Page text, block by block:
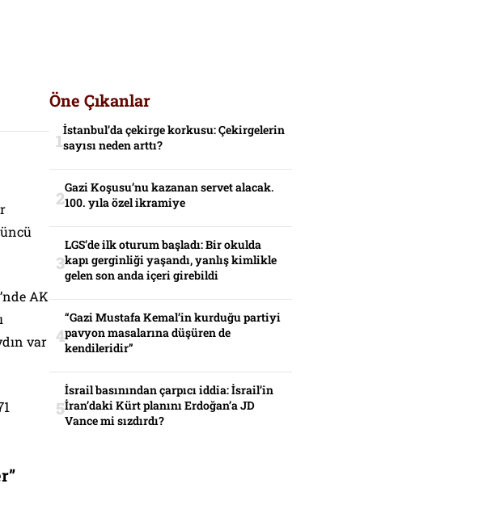
AK
var
Öne Çıkanlar
İstanbul’da çekirge korkusu: Çekirgelerin
sayısı neden arttı?
Gazi Koşusu’nu kazanan servet alacak.
100. yıla özel ikramiye
LGS’de ilk oturum başladı: Bir okulda
kapı gerginliği yaşandı, yanlış kimlikle
gelen son anda içeri girebildi
“Gazi Mustafa Kemal’in kurduğu partiyi
pavyon masalarına düşüren de
kendileridir”
İsrail basınından çarpıcı iddia: İsrail’in
İran’daki Kürt planını Erdoğan’a JD
Vance mi sızdırdı?